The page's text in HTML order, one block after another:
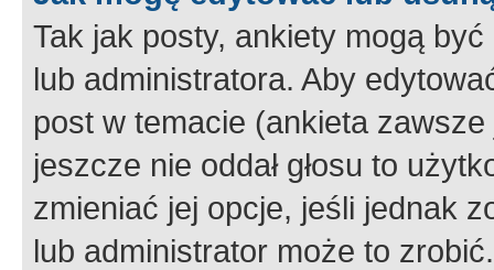
Tak jak posty, ankiety mogą
lub administratora. Aby
post w temacie (ankieta
jeszcze nie oddał głosu to
zmieniać jej opcje, jeśli jednak
lub administrator może to